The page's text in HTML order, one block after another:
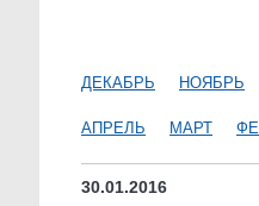
ДЕКАБРЬ НОЯБРЬ
АПРЕЛЬ МАРТ
30.01.2016